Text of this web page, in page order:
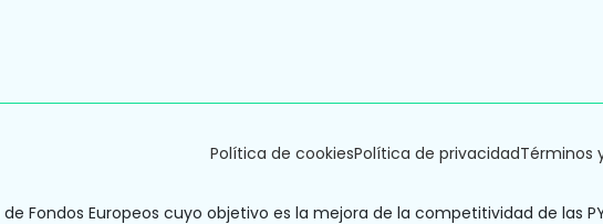
Política de cookiesPolítica de privacidadTérminos
Fondos Europeos cuyo objetivo es la mejora de la competitividad de las